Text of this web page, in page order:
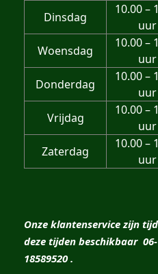
Dinsdag
10.00 –
uur
Woensdag
10.00 –
uur
Donderdag
10.00 –
uur
Vrijdag
10.00 –
uur
Zaterdag
10.00 –
uur
Onze klantenservice zijn
deze tijden beschikbaar 06-
18589520 .